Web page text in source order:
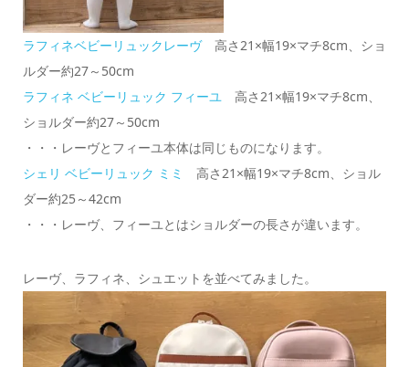
ラフィネベビーリュックレーヴ高さ21×幅19×マチ8cm、ショ
ルダー約27～50cm
ラフィネ ベビーリュック フィーユ高さ21×幅19×マチ8cm、
ショルダー約27～50cm
・・・レーヴとフィーユ本体は同じものになります。
シェリ ベビーリュック ミミ
高さ21×幅19×マチ8cm、ショル
ダー約25～42cm
・・・レーヴ、フィーユとはショルダーの長さが違います。
レーヴ、ラフィネ、シュエットを並べてみました。